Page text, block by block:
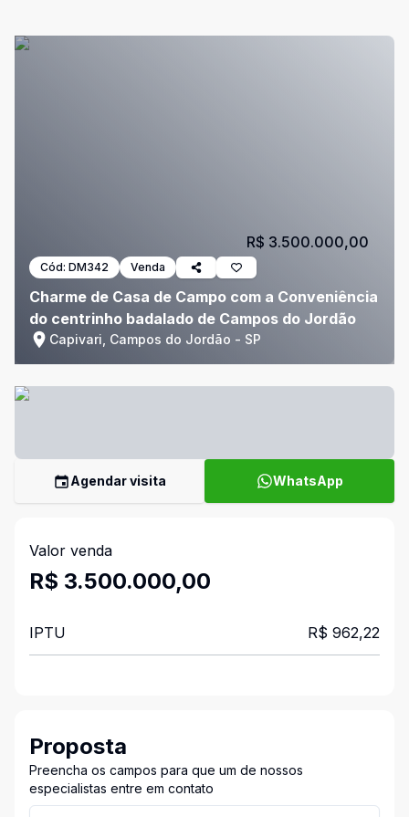
Cód: DM342 Venda
Charme de Casa de Campo com a Conveniência
do centrinho badalado de Campos do Jordão
Capivari, Campos do Jordão - SP
R$ 3.500.000,00
Agendar visita WhatsApp
Valor venda
R$ 3.500.000,00
IPTU R$ 962,22
Proposta
Preencha os campos para que um de nossos
especialistas entre em contato